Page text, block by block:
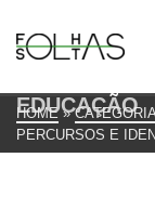
EDUCAÇÃO
HOME »
PERCURSOS E